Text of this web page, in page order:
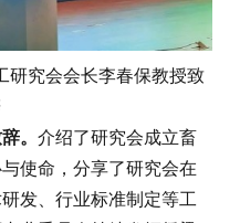
研究会会长李春保教授致
。 介绍了研究会成立畜
使命，分享了研究会在
发、行业标准制定等工